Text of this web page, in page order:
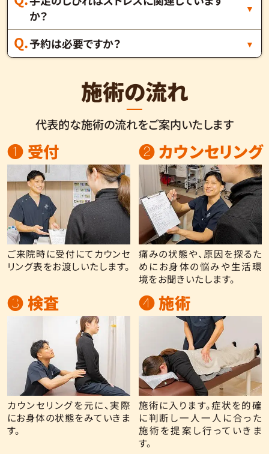
か？
予約は必要ですか？
施術の流れ
代表的な施術の流れをご案内いたします
❶ 受付
ご来院時に受付にてカウンセ
リング表をお渡しいたします。
❷ カウンセリング
痛みの状態や、原因を探るた
めにお身体の悩みや生活環
境をお聞きいたします。
❸ 検査
カウンセリングを元に、実際
にお身体の状態をみていきま
す。
❹ 施術
施術に入ります。症状を的確
に判断し一人一人に合った
施術を提案し行っていきま
す。